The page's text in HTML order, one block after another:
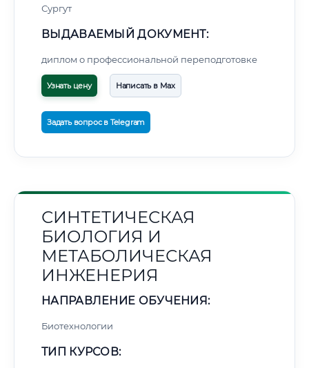
Сургут
ВЫДАВАЕМЫЙ ДОКУМЕНТ:
диплом о профессиональной переподготовке
Узнать цену Написать в Max
Задать вопрос в Telegram
СИНТЕТИЧЕСКАЯ
БИОЛОГИЯ И
МЕТАБОЛИЧЕСКАЯ
ИНЖЕНЕРИЯ
НАПРАВЛЕНИЕ ОБУЧЕНИЯ:
Биотехнологии
ТИП КУРСОВ: